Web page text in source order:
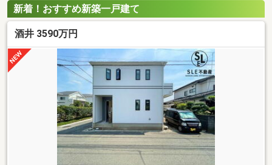
新着！おすすめ新築一戸建て
酒井 3590万円